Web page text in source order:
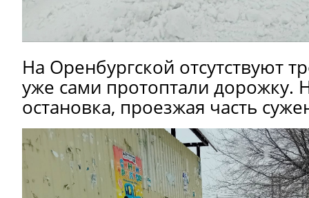
На Оренбургской отсутствуют
уже сами протоптали дорожку.
остановка, проезжая часть